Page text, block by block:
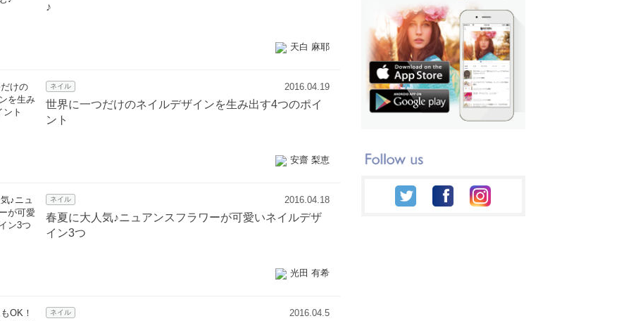
♪
天白 麻耶
ネイル 2016.04.19
世界に一つだけのネイルデザインを生み出す4つのポイ
ント
安齋 梨恵
ネイル 2016.04.18
春夏に大人気♪ニュアンスフラワーが可愛いネイルデザ
イン3つ
光田 有希
ネイル 2016.04.5